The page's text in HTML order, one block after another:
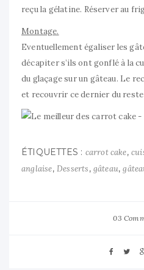
reçu la gélatine. Réserver au
Montage.
Eventuellement égaliser les
décapiter s’ils ont gonflé à la
du glaçage sur un gâteau. Le
et recouvrir ce dernier du reste
ÉTIQUETTES : carrot cake,
anglaise, Desserts, gâteau,
03